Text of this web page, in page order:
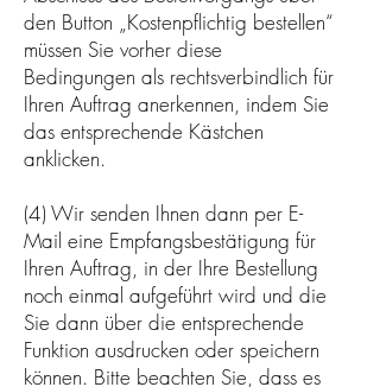
den Button „Kostenpflichtig bestellen“
müssen Sie vorher diese
Bedingungen als rechtsverbindlich für
Ihren Auftrag anerkennen, indem Sie
das entsprechende Kästchen
anklicken.
(4) Wir senden Ihnen dann per E-
Mail eine Empfangsbestätigung für
Ihren Auftrag, in der Ihre Bestellung
noch einmal aufgeführt wird und die
Sie dann über die entsprechende
Funktion ausdrucken oder speichern
können. Bitte beachten Sie, dass es